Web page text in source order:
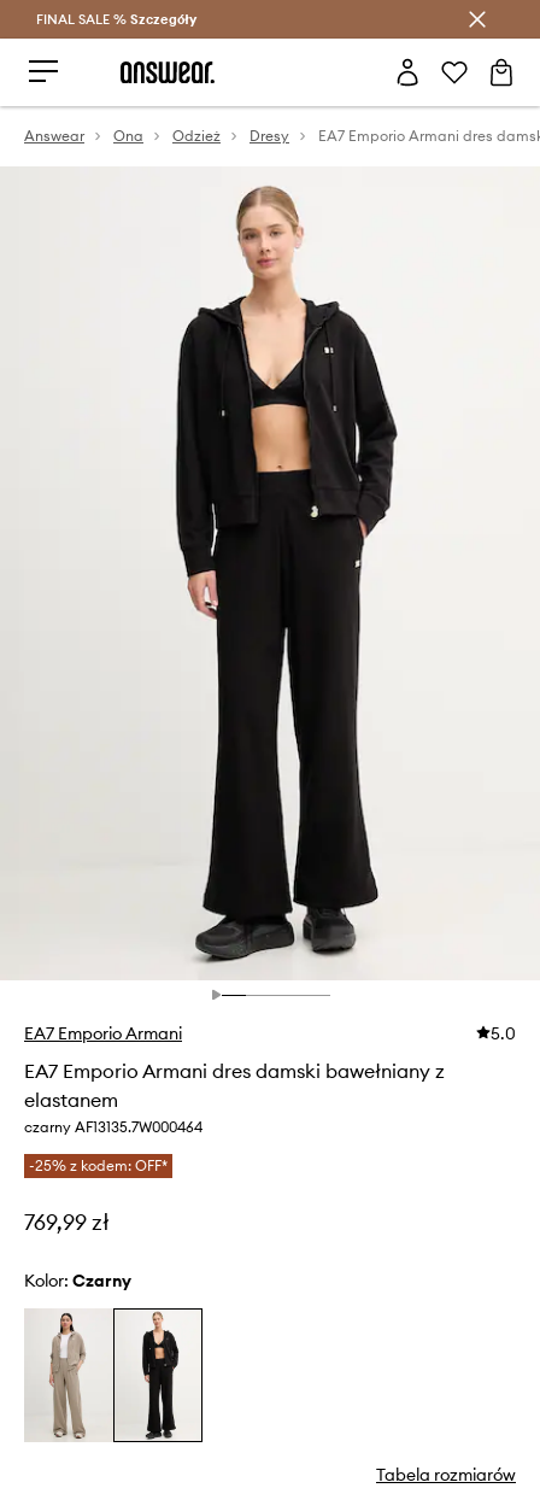
Oszczędzaj z Answear Club >
FINAL SALE % Szczegóły
Answear Ona Odzież Dresy
EA7 Emporio Armani 5.0
EA7 Emporio Armani dres damski bawełniany z
elastanem
czarny AF13135.7W000464
-25% z kodem: OFF*
769,99 zł
Kolor: czarny
Tabela rozmiarów